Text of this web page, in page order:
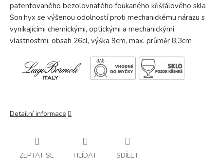
patentovaného bezolovnatého foukaného křišťálového skla
Son.hyx se výšenou odolností proti mechanickému nárazu s
vynikajícími chemickými, optickými a mechanickými
vlastnostmi, obsah 26cl, výška 9cm, max. průměr 8,3cm
Detailní informace
ZEPTAT SE HLÍDAT SDÍLET